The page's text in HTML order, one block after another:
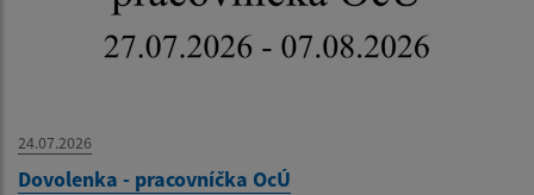
24.07.2026
Dovolenka - pracovníčka OcÚ